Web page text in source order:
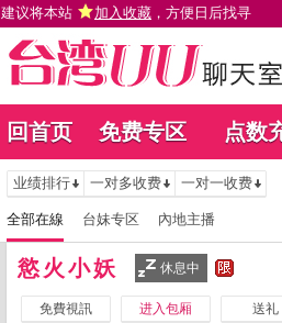
建议将本站 加入收藏 ，方便日后找寻
回首页 免费专区 点数
业绩排行 一对多收费 一对一收费
全部在線 台妹专区 內地主播
慾火小妖 休息中
免費視訊 进入包厢 送礼